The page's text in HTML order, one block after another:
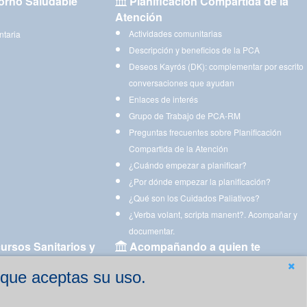
aceptas su uso.
Atención
Actividades comunitarias
Descripción y beneficios de la PCA
Deseos Kayrós (DK): complementar por escrito
conversaciones que ayudan
Enlaces de interés
Grupo de Trabajo de PCA-RM
Preguntas frecuentes sobre Planificación
Compartida de la Atención
¿Cuándo empezar a planificar?
¿Por dónde empezar la planificación?
¿Qué son los Cuidados Paliativos?
¿Verba volant, scripta manent?. Acompañar y
documentar.
Sanitarios y
Acompañando a quien te
Aplicaciones para descargar